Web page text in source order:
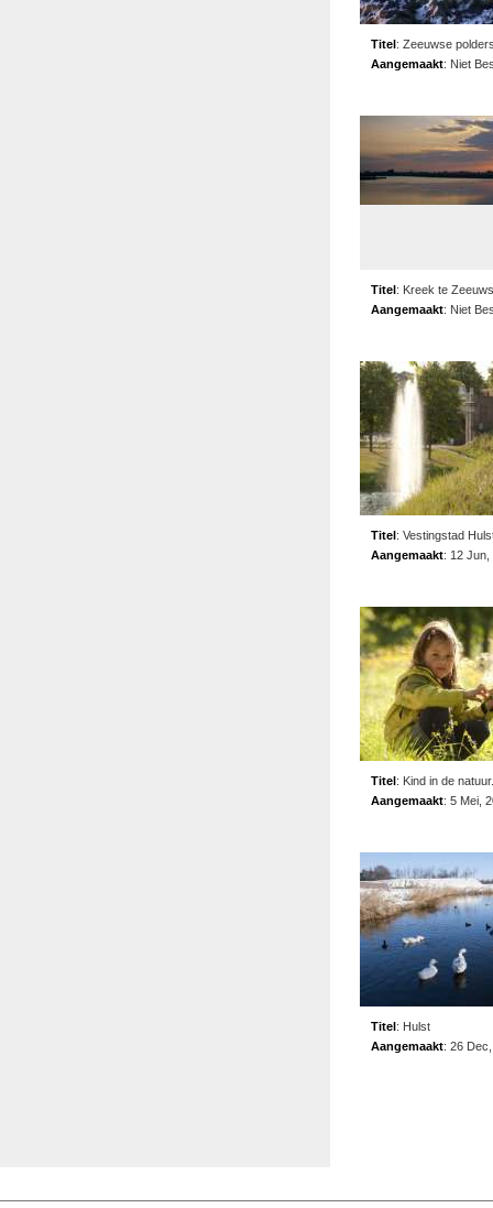
Titel: Zeeuwse
Aangemaakt: Niet
Titel: Kreek te
Aangemaakt: Niet
Titel: Vestingstad
Aangemaakt: 12 Jun,
Titel: Kind in de natuur.
Aangemaakt: 5 Mei,
Titel: Hulst
Aangemaakt: 26